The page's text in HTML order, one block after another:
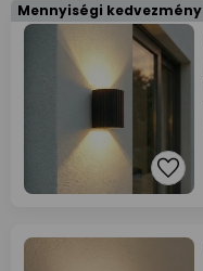
Mennyiségi kedvezmény